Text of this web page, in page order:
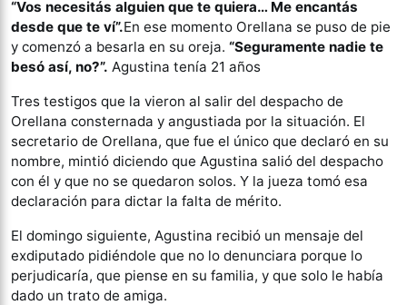
“Vos necesitás alguien que te quiera… Me encantás
desde que te ví”.En ese momento Orellana se puso de pie
y comenzó a besarla en su oreja. “Seguramente nadie te
besó así, no?”. Agustina tenía 21 años
Tres testigos que la vieron al salir del despacho de
Orellana consternada y angustiada por la situación. El
secretario de Orellana, que fue el único que declaró en su
nombre, mintió diciendo que Agustina salió del despacho
con él y que no se quedaron solos. Y la jueza tomó esa
declaración para dictar la falta de mérito.
El domingo siguiente, Agustina recibió un mensaje del
exdiputado pidiéndole que no lo denunciara porque lo
perjudicaría, que piense en su familia, y que solo le había
dado un trato de amiga.